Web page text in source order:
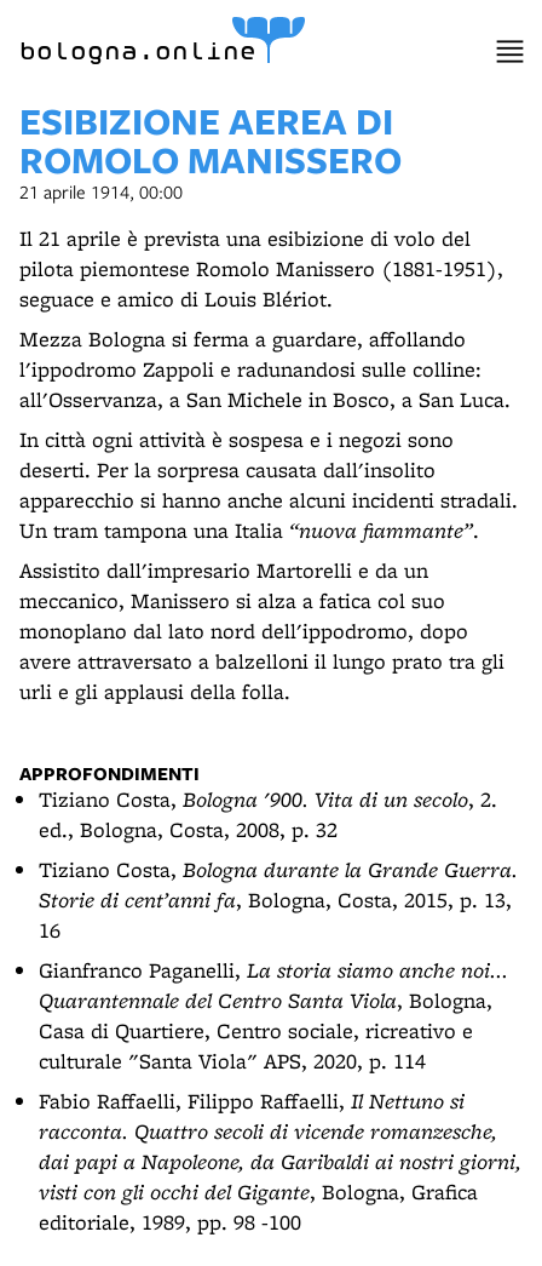
bologna.online
ESIBIZIONE AEREA DI
ROMOLO MANISSERO
21 aprile 1914, 00:00
Il 21 aprile è prevista una esibizione di volo del
pilota piemontese Romolo Manissero (1881-1951),
seguace e amico di Louis Blériot.
Mezza Bologna si ferma a guardare, affollando
l'ippodromo Zappoli e radunandosi sulle colline:
all'Osservanza, a San Michele in Bosco, a San Luca.
In città ogni attività è sospesa e i negozi sono
deserti. Per la sorpresa causata dall'insolito
apparecchio si hanno anche alcuni incidenti stradali.
Un tram tampona una Italia “nuova fiammante”.
Assistito dall'impresario Martorelli e da un
meccanico, Manissero si alza a fatica col suo
monoplano dal lato nord dell'ippodromo, dopo
avere attraversato a balzelloni il lungo prato tra gli
urli e gli applausi della folla.
APPROFONDIMENTI
Tiziano Costa, Bologna '900. Vita di un secolo, 2.
ed., Bologna, Costa, 2008, p. 32
Tiziano Costa, Bologna durante la Grande Guerra.
Storie di cent’anni fa, Bologna, Costa, 2015, p. 13,
16
Gianfranco Paganelli, La storia siamo anche noi...
Quarantennale del Centro Santa Viola, Bologna,
Casa di Quartiere, Centro sociale, ricreativo e
culturale "Santa Viola" APS, 2020, p. 114
Fabio Raffaelli, Filippo Raffaelli, Il Nettuno si
racconta. Quattro secoli di vicende romanzesche,
dai papi a Napoleone, da Garibaldi ai nostri giorni,
visti con gli occhi del Gigante, Bologna, Grafica
editoriale, 1989, pp. 98 -100